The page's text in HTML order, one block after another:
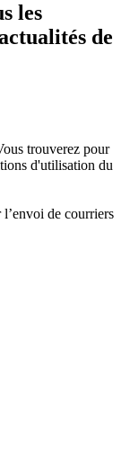
les
de
trouverez pour
d'utilisation du
l’envoi de courriers